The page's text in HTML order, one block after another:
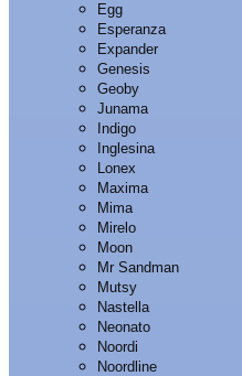
Egg
Esperanza
Expander
Genesis
Geoby
Junama
Indigo
Inglesina
Lonex
Maxima
Mima
Mirelo
Moon
Mr Sandman
Mutsy
Nastella
Neonato
Noordi
Noordline